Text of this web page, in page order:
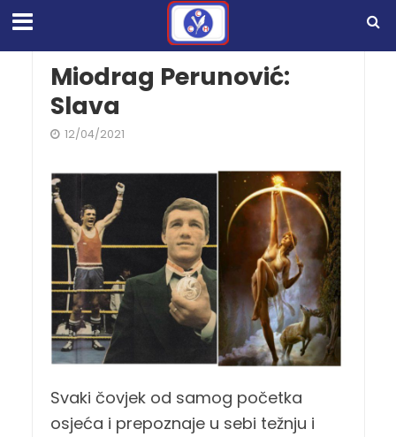
Miodrag Perunović:
Slava
12/04/2021
Svaki čovjek od samog početka
osjeća i prepoznaje u sebi težnju i